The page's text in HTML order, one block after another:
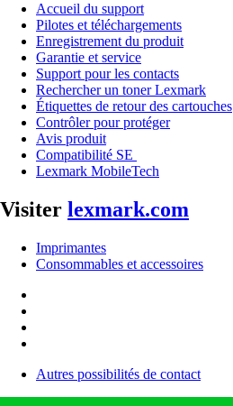
Accueil du support
Pilotes et téléchargements
Enregistrement du produit
Garantie et service
Support pour les contacts
Rechercher un toner Lexmark
Étiquettes de retour des cartouches
Contrôler pour protéger
Avis produit
Compatibilité SE
Lexmark MobileTech
Visiter lexmark.com
Imprimantes
Consommables et accessoires
Autres possibilités de contact